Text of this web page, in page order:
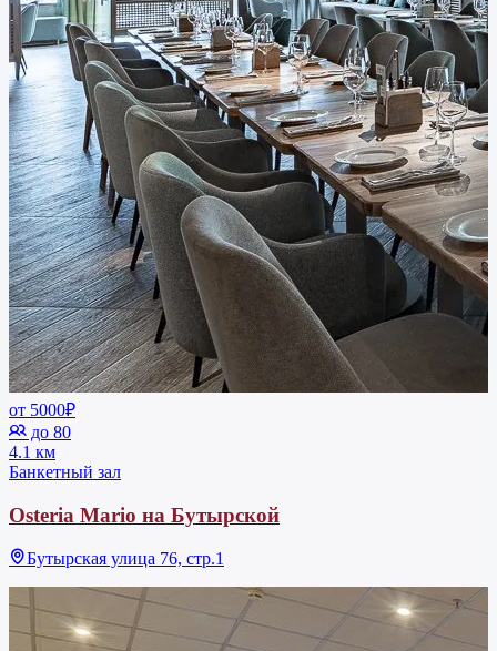
от 5000₽
до 80
4.1 км
Банкетный зал
Osteria Mario на Бутырской
Бутырская улица 76, стр.1